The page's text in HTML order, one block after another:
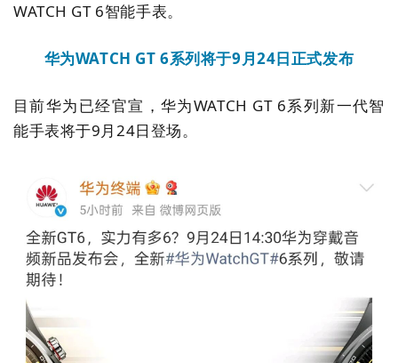
WATCH GT 6智能手表。
华为WATCH GT 6系列将于9月24日正式发布
目前华为已经官宣，华为WATCH GT 6系列新一代智
能手表将于9月24日登场。